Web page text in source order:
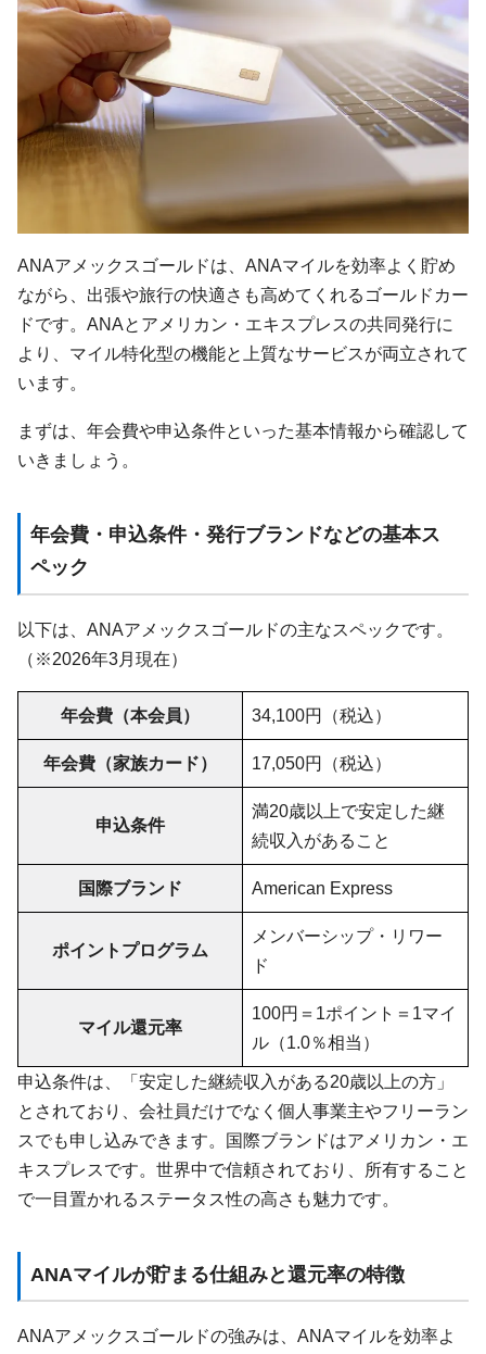
ANAアメックスゴールドは、ANAマイルを効率よく貯め
ながら、出張や旅行の快適さも高めてくれるゴールドカー
ドです。ANAとアメリカン・エキスプレスの共同発行に
より、マイル特化型の機能と上質なサービスが両立されて
います。
まずは、年会費や申込条件といった基本情報から確認して
いきましょう。
年会費・申込条件・発行ブランドなどの基本ス
ペック
以下は、ANAアメックスゴールドの主なスペックです。
（※2026年3月現在）
年会費（本会員） 34,100円（税込）
年会費（家族カード） 17,050円（税込）
申込条件
満20歳以上で安定した継
続収入があること
国際ブランド American Express
ポイントプログラム
メンバーシップ・リワー
ド
マイル還元率
100円＝1ポイント＝1マイ
ル（1.0％相当）
申込条件は、「安定した継続収入がある20歳以上の方」
とされており、会社員だけでなく個人事業主やフリーラン
スでも申し込みできます。国際ブランドはアメリカン・エ
キスプレスです。世界中で信頼されており、所有すること
で一目置かれるステータス性の高さも魅力です。
ANAマイルが貯まる仕組みと還元率の特徴
ANAアメックスゴールドの強みは、ANAマイルを効率よ